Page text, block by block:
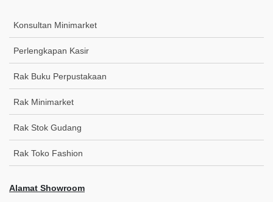
Konsultan Minimarket
Perlengkapan Kasir
Rak Buku Perpustakaan
Rak Minimarket
Rak Stok Gudang
Rak Toko Fashion
Alamat Showroom